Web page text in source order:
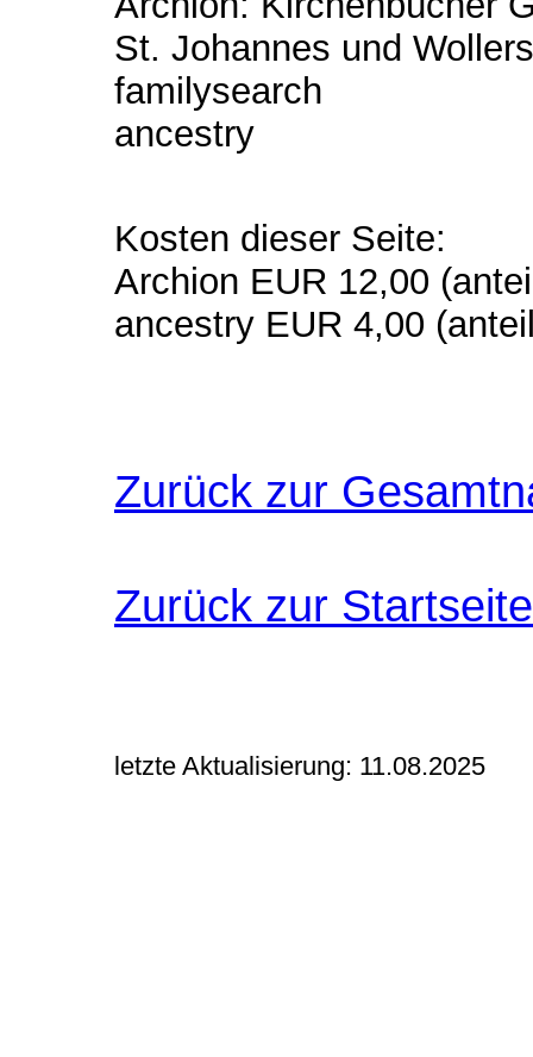
St. Johannes und
familysearch
ancestry
Kosten dieser Seite:
Archion EUR 12,00
ancestry EUR 4,00
Zurück zur
Zurück zur Startseite
letzte Aktualisierung: 11.08.2025